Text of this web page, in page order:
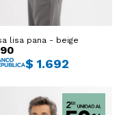
lisa pana - beige
$ 1.692